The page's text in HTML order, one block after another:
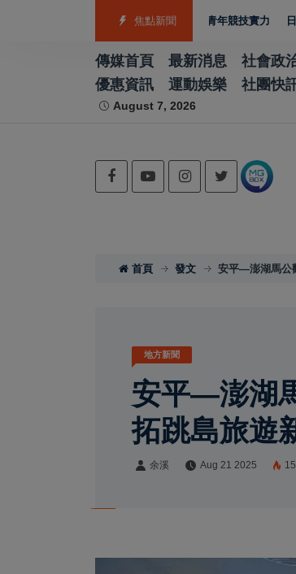
焦點新聞
游泳射箭籃球跆拳道展現青年競技實力 日本熊本強震
傳媒首頁 最新消息 社會政
優惠資訊
運動娛樂 社團快
August 7, 2026
首頁 發文 安平—澎湖馬公
地方新聞
安平—澎湖
拓跳島旅遊
余溪 Aug 21 2025